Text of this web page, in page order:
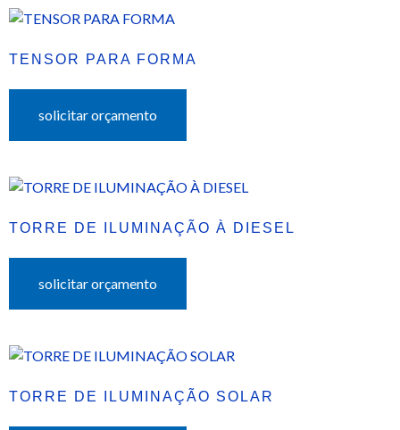
TENSOR PARA FORMA
solicitar orçamento
TORRE DE ILUMINAÇÃO À DIESEL
solicitar orçamento
TORRE DE ILUMINAÇÃO SOLAR